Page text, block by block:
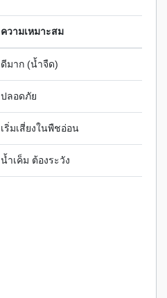
ความเหมาะสม
ดีมาก (น้ำจืด)
ปลอดภัย
เริ่มเสี่ยงในพืชอ่อน
น้ำเค็ม ต้องระวัง